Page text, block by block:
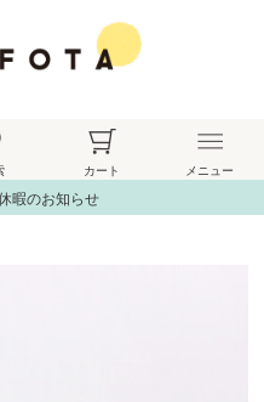
カート メニュー
暇のお知らせ